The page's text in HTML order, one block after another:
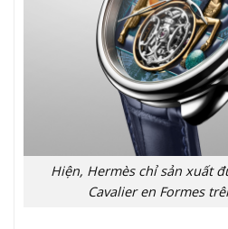
Hiện, Hermès chỉ sản xuất
Cavalier en Formes